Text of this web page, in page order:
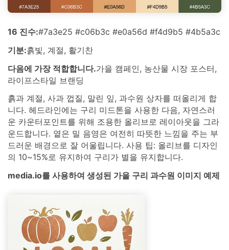
16 진수:#7a3e25 #c06b3c #e0a56d #f4d9b5 #4b5a3c
기분:흙빛, 계절, 활기찬
다음에 가장 적합합니다.가을 캠페인, 농산물 시장 포스터,
라이프스타일 브랜딩
흙과 계절, 사과 껍질, 말린 잎, 과수원 상자를 떠올리게 합
니다. 헤드라인에는 구리 미드톤을 사용한 다음, 자연스러
운 카운터포인트를 위해 조용한 올리브로 레이아웃을 그라
운드합니다. 옅은 밀 음영은 여전히 따뜻한 느낌을 주는 부
드러운 배경으로 잘 어울립니다. 사용 팁: 올리브를 디자인
의 10~15%로 유지하여 구리가 별을 유지합니다.
media.io를 사용하여 생성된 가을 구리 과수원 이미지 예제